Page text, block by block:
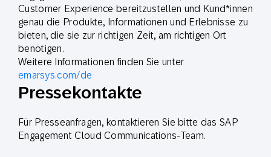
Customer Experience bereitzustellen und Kund*innen
genau die Produkte, Informationen und Erlebnisse zu
bieten, die sie zur richtigen Zeit, am richtigen Ort
benötigen.
Weitere Informationen finden Sie unter
emarsys.com/de
Pressekontakte
Für Presseanfragen, kontaktieren Sie bitte das SAP
Engagement Cloud Communications-Team.